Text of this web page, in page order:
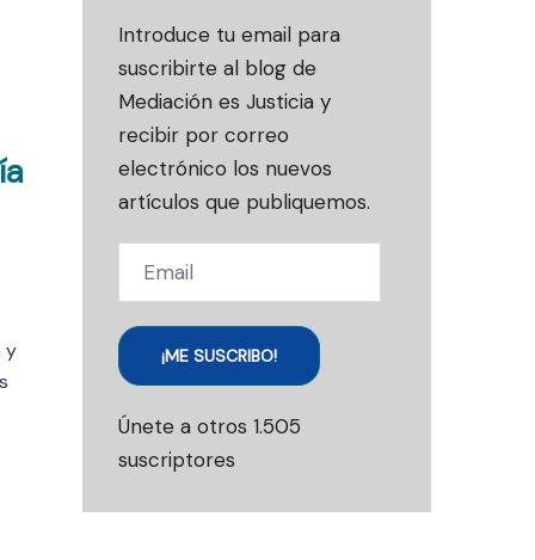
y
Introduce tu email para
suscribirte al blog de
Mediación es Justicia y
recibir por correo
electrónico los nuevos
artículos que publiquemos.
¡ME SUSCRIBO!
Únete a otros 1.505
suscriptores